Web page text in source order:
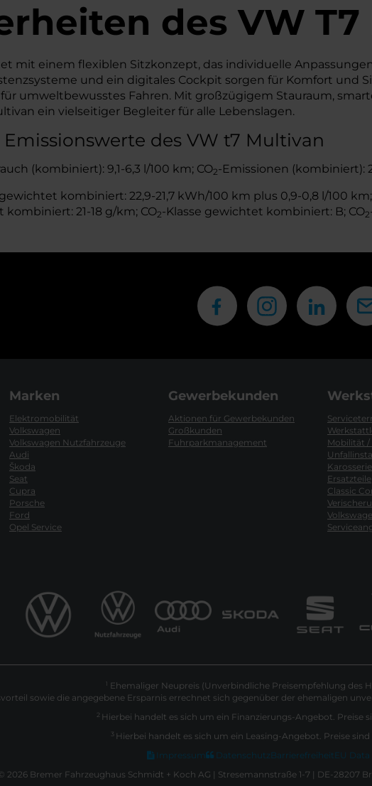
des VW
mit einem flexiblen Sitzkonzept, das individuelle
und ein digitales Cockpit sorgen für Komfort und
umweltbewusstes Fahren. Mit großzügigem Stauraum,
ein vielseitiger Begleiter für alle Lebenslagen.
des VW t7 Multivan
(kombiniert): 9,1-6,3 l/100 km; CO2-Emissionen (kombiniert):
kombiniert: 22,9-21,7 kWh/100 km plus 0,9-0,8 l/100
21-18 g/km; CO2-Klasse gewichtet kombiniert: B; CO2
Marken
Elektromobilität
Volkswagen
Volkswagen Nutzfahrzeuge
Audi
Škoda
Seat
Cupra
Porsche
Ford
Opel Service
Gewerbekunden
Aktionen für Gewerbekunden
Großkunden
Fuhrparkmanagement
Mobilität /
Ersatzteile
Classic
1 Ehemaliger Neupreis (Unverbindliche Preisempfehlung des
sowie die angegebene Ersparnis errechnet sich gegenüber der ehemaligen
2 Hierbei handelt es sich um ein Finanzierungs-Angebot. Preise
3 Hierbei handelt es sich um ein Leasing-Angebot. Preise
Impressum
Datenschutz Barrierefreiheit EU
© 2026 Bremer Fahrzeughaus Schmidt + Koch AG | Stresemannstraße 1-7 | DE-28207